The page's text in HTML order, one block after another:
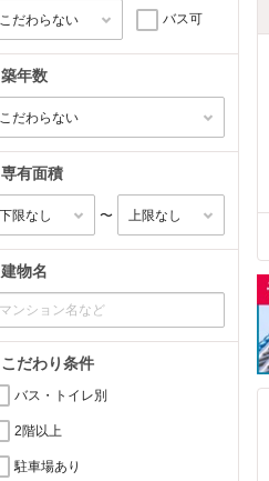
バス可
築年数
専有面積
〜
建物名
こだわり条件
バス・トイレ別
2階以上
駐車場あり